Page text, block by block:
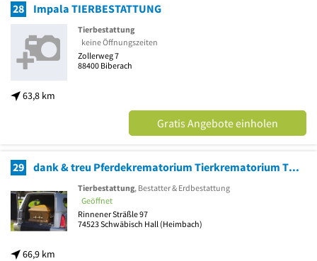
28 Impala TIERBESTATTUNG
63,8 km
Tierbestattung
keine Öffnungszeiten
Zollerweg 7
88400 Biberach
Gratis Angebote einholen
29 dank & treu Pferdekrematorium Tierkrematorium Tierkrematorium
66,9 km
Tierbestattung, Bestatter & Erdbestattung
Geöffnet
Rinnener Sträßle 97
74523Schwäbisch Hall (Heimbach)